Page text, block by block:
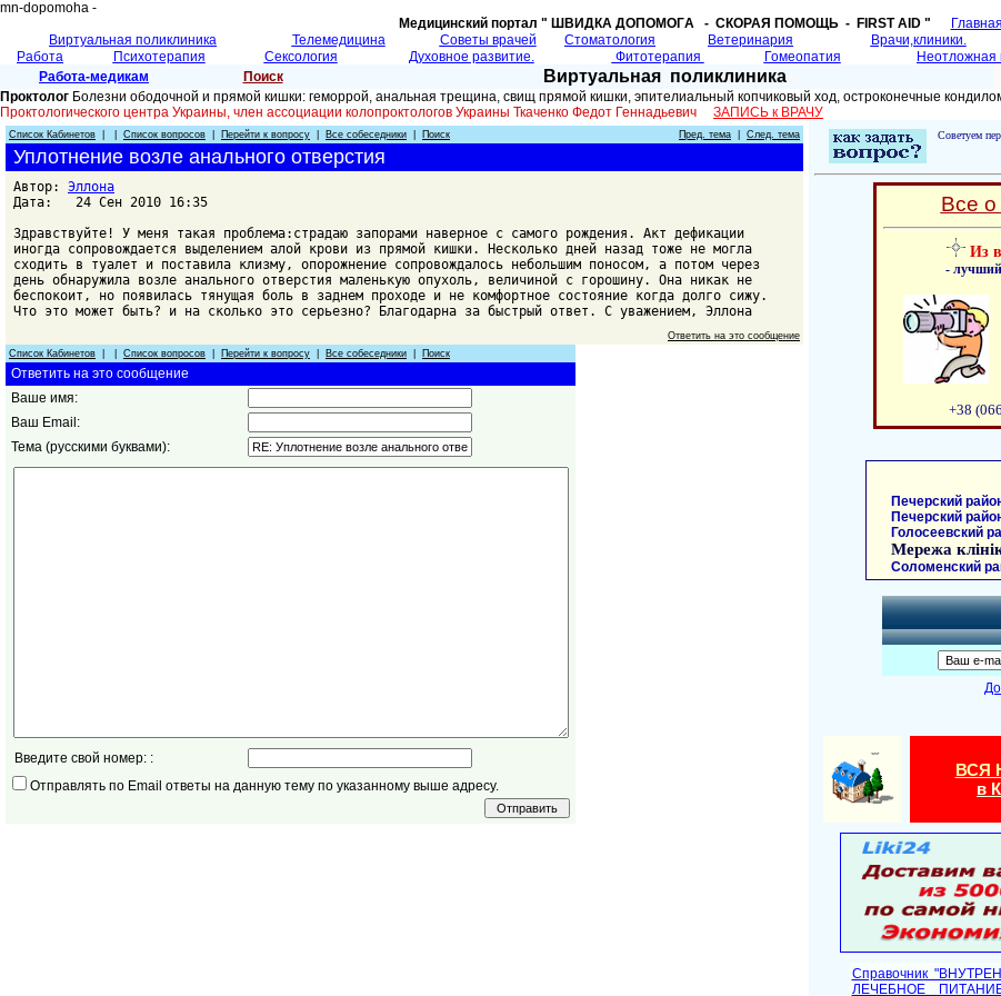
mn-dopomoha -
Медицинский портал " ШВИДКА ДОПОМОГA - СКОРАЯ ПОМОЩЬ - FIRST AID "
Виртуальная поликлиника
Телемедицина Советы врачей Cтоматология Ветеринария Врачи,клиники.
Работа
Психотерапия Сексология Духовное развитие. Фитотерапия Гомеопатия
Работа-медикам
Поиск Виртуальная поликлиника
Проктолог Болезни ободочной и прямой кишки: геморрой, анальная трещина, свищ прямой кишки, эпителиальный копчиковый ход, остроконечные
Проктологического центра Украины, член ассоциации колопроктологов Украины Ткаченко Федот Геннадьевич ЗАПИСЬ к ВРАЧУ
Список Кабинетов Список вопросов Перейти к вопросу Все собеседники Поиск Пред. тема След. тема
Уплотнение возле анального отверстия
Автор: Эллона
Дата: 24 Сен 2010 16:35
Здравствуйте! У меня такая проблема:страдаю запорами наверное с самого рождения. Акт дефикации
иногда сопровождается выделением алой крови из прямой кишки. Несколько дней назад тоже не могла
сходить в туалет и поставила клизму, опорожнение сопровождалось небольшим поносом, а потом через
день обнаружила возле анального отверстия маленькую опухоль, величиной с горошину. Она никак не
беспокоит, но появилась тянущая боль в заднем проходе и не комфортное состояние когда долго сижу.
Что это может быть? и на сколько это серьезно? Благодарна за быстрый ответ. С уважением, Эллона
Ответить на это сообщение
Список Кабинетов
Список вопросов Перейти к вопросу Все собеседники Поиск
Ответить на это сообщение
Ваше имя:
Ваш Email:
Тема (русскими буквами):
Введите свой номер: :
Отправлять по Email ответы на данную тему по указанному выше адресу.
Советуем
Все о
Из
-
+38
Печерский
Печерский
Голосеевский
Мережа
Соломенский
ВСЯ
в
Справочник
ЛЕЧЕБНОЕ